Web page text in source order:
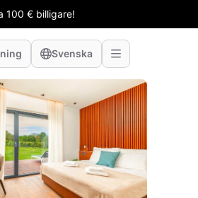
100 € billigare!
Svenska